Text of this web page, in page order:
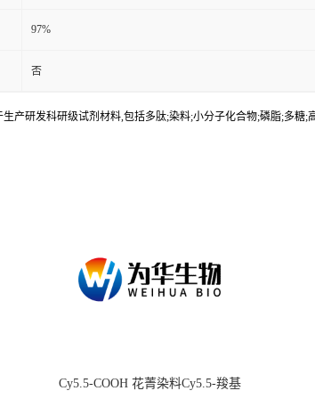
97%
否
产研发科研级试剂材料,包括多肽;染料;小分子化合物;磷脂;多
Cy5.5-COOH 花菁染料Cy5.5-羧基